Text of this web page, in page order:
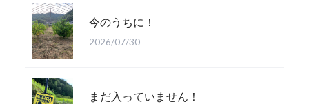
今のうちに！
2026/07/30
まだ入っていません！